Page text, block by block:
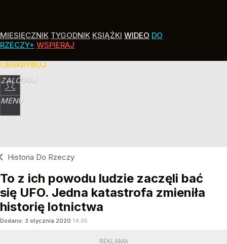
MIESIĘCZNIK TYGODNIK KSIĄŻKI WIDEO DO
RZECZY+ WSPIERAJ
ZALOGUJ
MENU
Historia Do Rzeczy
To z ich powodu ludzie zaczęli bać
się UFO. Jedna katastrofa zmieniła
historię lotnictwa
Dodano: 3 stycznia 2020 14:35